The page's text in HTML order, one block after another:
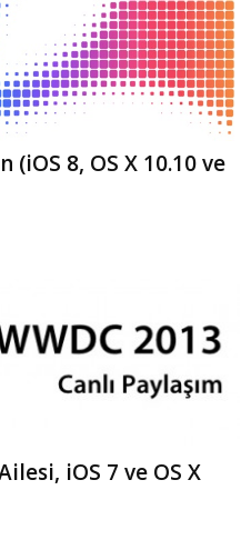
(iOS 8, OS X 10.10 ve
iOS 7 ve OS X